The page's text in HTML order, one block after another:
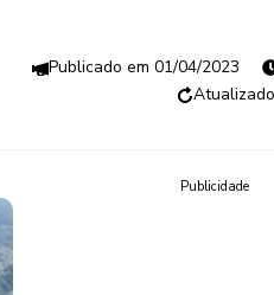
01/04/2023
Publicidade